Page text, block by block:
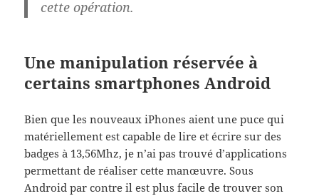
cette opération.
Une manipulation réservée à
certains smartphones Android
Bien que les nouveaux iPhones aient une puce qui
matériellement est capable de lire et écrire sur des
badges à 13,56Mhz, je n’ai pas trouvé d’applications
permettant de réaliser cette manœuvre. Sous
Android par contre il est plus facile de trouver son